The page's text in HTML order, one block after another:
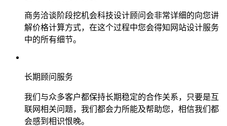
商务洽谈阶段挖机会科技设计顾问会非常详细的向您讲
解价格计算方式，在这个过程中您会得知网站设计服务
中的所有细节。
长期顾问服务
我们与众多客户都保持长期稳定的合作关系，只要是互
联网相关问题，我们都会力所能及帮助您，相信我们都
会感到相识恨晚。